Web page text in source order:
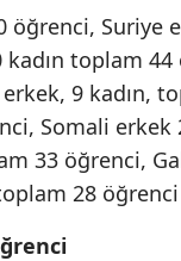
Suriye
toplam
9 kadın,
Somali erkek
33 öğrenci,
28 öğrenci